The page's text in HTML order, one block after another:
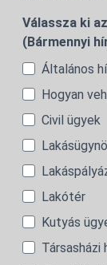
Válassza ki
(Bármennyi
Általános
Hogyan
Civil ügyek
Lakótér
Kutyás
Társasházi